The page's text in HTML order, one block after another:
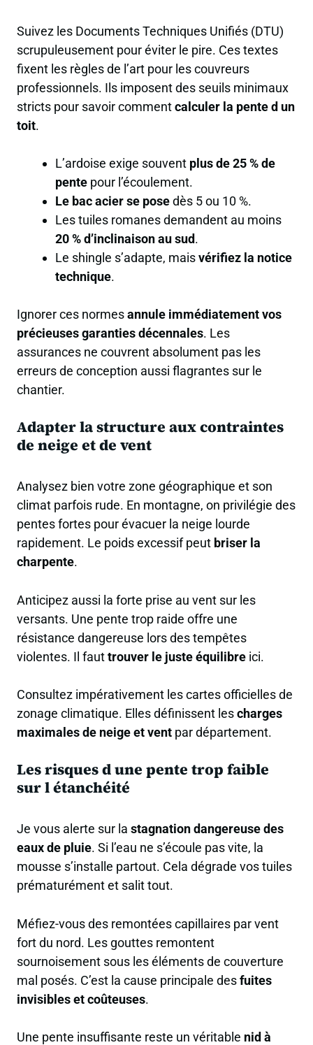
Suivez les Documents Techniques Unifiés (DTU)
scrupuleusement pour éviter le pire. Ces textes
fixent les règles de l’art pour les couvreurs
professionnels. Ils imposent des seuils minimaux
stricts pour savoir commentcalculer la pente d un
toit.
L’ardoise exige souvent plus de 25 % de
pentepour l’écoulement.
Le bac acier se posedès 5 ou 10 %.
Les tuiles romanes demandent au moins
20 % d’inclinaison au sud.
Le shingle s’adapte, maisvérifiez la notice
technique.
Ignorer ces normesannule immédiatement vos
précieuses garanties décennales. Les
assurances ne couvrent absolument pas les
erreurs de conception aussi flagrantes sur le
chantier.
Adapter la structure aux contraintes
de neige et de vent
Analysez bien votre zone géographique et son
climat parfois rude. En montagne, on privilégie des
pentes fortes pour évacuer la neige lourde
rapidement. Le poids excessif peut briser la
charpente.
Anticipez aussi la forte prise au vent sur les
versants. Une pente trop raide offre une
résistance dangereuse lors des tempêtes
violentes. Il fauttrouver le juste équilibre ici.
Consultez impérativement les cartes officielles de
zonage climatique. Elles définissent lescharges
maximales de neige et vent par département.
Les risques d une pente trop faible
sur l étanchéité
Je vous alerte sur la stagnation dangereuse des
eaux de pluie. Si l’eau ne s’écoule pas vite, la
mousse s’installe partout. Cela dégrade vos tuiles
prématurément et salit tout.
Méfiez-vous des remontées capillaires par vent
fort du nord. Les gouttes remontent
sournoisement sous les éléments de couverture
mal posés. C’est la cause principale desfuites
invisibles et coûteuses.
Une pente insuffisante reste un véritable nid à